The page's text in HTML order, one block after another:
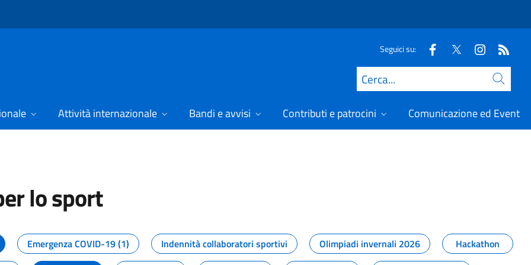
Seguici su:
Cerca
Attività internazionale Bandi e avvisi Contributi e patrocini Comunicazione ed Eventi
lo sport
dal Dipartimento per lo sport
Emergenza COVID-19 (1) Indennità collaboratori sportivi Olimpiadi invernali 2026
Hackathon